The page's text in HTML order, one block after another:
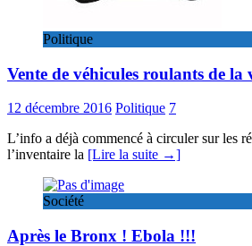
Politique
Vente de véhicules roulants de la
12 décembre 2016 Politique 7
L’info a déjà commencé à circuler sur les
l’inventaire la [Lire la suite →]
Société
Après le Bronx ! Ebola !!!